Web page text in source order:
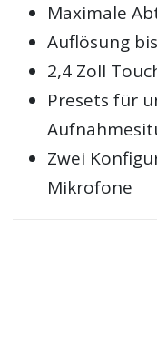
Maximale
Auflösung
2,4 Zoll
Presets für
Zwei
Mikrofone